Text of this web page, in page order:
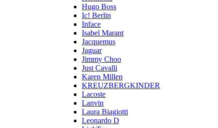
Hugo Boss
Ic! Berlin
Inface
Isabel Marant
Jacquemus
Jaguar
Jimmy Choo
Just Cavalli
Karen Millen
KREUZBERGKINDER
Lacoste
Lanvin
Laura Biagiotti
Leonardo D